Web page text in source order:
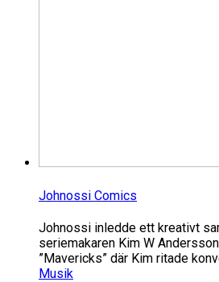
Johnossi Comics
Johnossi inledde ett kreativt
seriemakaren Kim W
”Mavericks” där Kim ritade
Musik